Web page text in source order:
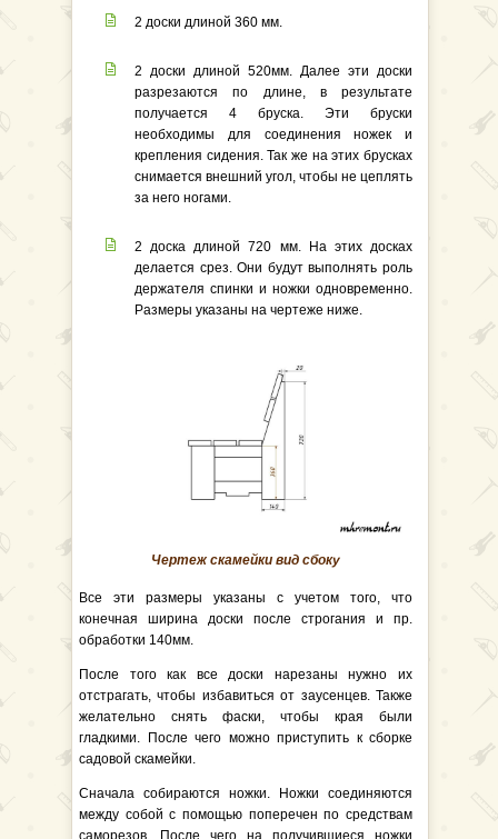
2 доски длиной 360 мм.
2 доски длиной 520мм. Далее эти доски
разрезаются по длине, в результате
получается 4 бруска. Эти бруски
необходимы для соединения ножек и
крепления сидения. Так же на этих брусках
снимается внешний угол, чтобы не цеплять
за него ногами.
2 доска длиной 720 мм. На этих досках
делается срез. Они будут выполнять роль
держателя спинки и ножки одновременно.
Размеры указаны на чертеже ниже.
Чертеж скамейки вид сбоку
Все эти размеры указаны с учетом того, что
конечная ширина доски после строгания и пр.
обработки 140мм.
После того как все доски нарезаны нужно их
отстрагать, чтобы избавиться от заусенцев. Также
желательно снять фаски, чтобы края были
гладкими. После чего можно приступить к сборке
садовой скамейки.
Сначала собираются ножки. Ножки соединяются
между собой с помощью поперечен по средствам
саморезов. После чего на получившиеся ножки